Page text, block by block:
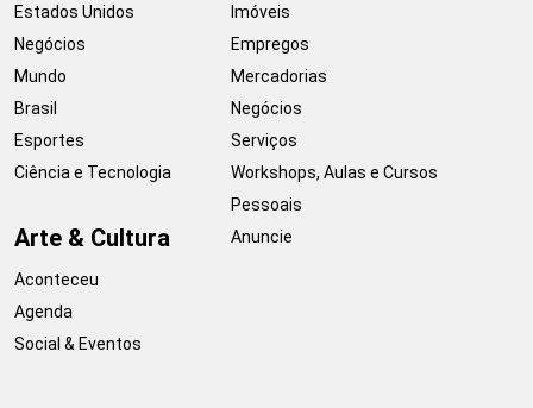
Estados Unidos
Negócios
Mundo
Brasil
Esportes
Ciência e Tecnologia
Arte & Cultura
Aconteceu
Agenda
Social & Eventos
Imóveis
Empregos
Mercadorias
Negócios
Serviços
Workshops, Aulas e Cursos
Pessoais
Anuncie